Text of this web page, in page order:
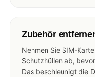
Zubehör
Nehmen Sie SIM-
Schutzhüllen ab,
Das beschleunigt die